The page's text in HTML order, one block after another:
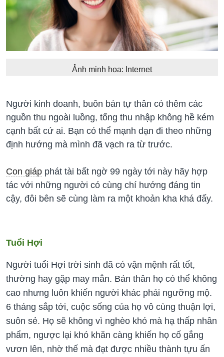
Ảnh minh họa: Internet
Người kinh doanh, buôn bán tự thân có thêm các
nguồn thu ngoài luồng, tổng thu nhập không hề kém
cạnh bất cứ ai. Bạn có thể mạnh dạn đi theo những
định hướng mà mình đã vạch ra từ trước.
Con giáp phát tài bất ngờ 99 ngày tới này hãy hợp
tác với những người có cùng chí hướng đáng tin
cậy, đôi bên sẽ cùng làm ra một khoản kha khá đấy.
Tuổi Hợi
Người tuổi Hợi trời sinh đã có vận mệnh rất tốt,
thường hay gặp may mắn. Bản thân họ có thể không
cao nhưng luôn khiến người khác phải ngưỡng mộ.
6 tháng sắp tới, cuộc sống của họ vô cùng thuận lợi,
suôn sẻ. Họ sẽ không vì nghèo khó mà hạ thấp nhân
phẩm, ngược lại khó khăn càng khiến họ cố gắng
vươn lên, nhờ thế mà đạt được nhiều thành tựu ấn